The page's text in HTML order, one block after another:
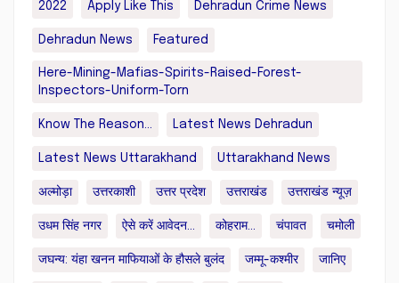
2022 Apply Like This Dehradun Crime News
Dehradun News Featured
Here-Mining-Mafias-Spirits-Raised-Forest-
Inspectors-Uniform-Torn
Know The Reason... Latest News Dehradun
Latest News Uttarakhand Uttarakhand News
अल्मोड़ा उत्तरकाशी उत्तर प्रदेश उत्तराखंड उत्तराखंड न्यूज़
उधम सिंह नगर ऐसे करें आवेदन... कोहराम... चंपावत चमोली
जघन्य: यंहा खनन माफियाओं के हौसले बुलंद जम्मू-कश्मीर जानिए